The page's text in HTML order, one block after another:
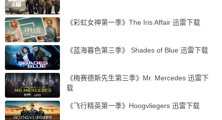
《彩虹女神第一季》The Iris Affair 迅雷下载
《蓝海暮色第三季》 Shades of Blue 迅雷下载
《梅赛德斯先生第三季》Mr. Mercedes 迅雷下
载
《飞行精英第一季》Hoogvliegers 迅雷下载